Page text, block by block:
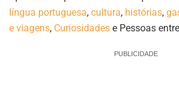
língua portuguesa, cultura, histórias,
e viagens, Curiosidades e Pessoas
PUBLICIDADE